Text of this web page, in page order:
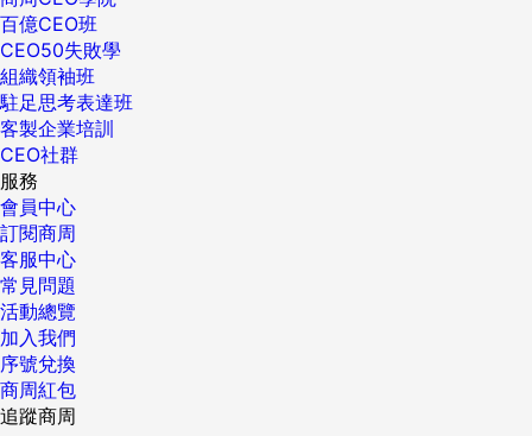
百億CEO班
CEO50失敗學
組織領袖班
駐足思考表達班
客製企業培訓
CEO社群
服務
會員中心
訂閱商周
客服中心
常見問題
活動總覽
加入我們
序號兌換
商周紅包
追蹤商周